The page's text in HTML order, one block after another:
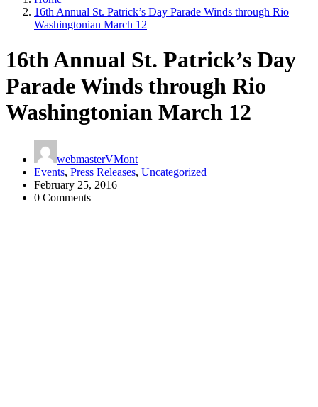
16th Annual St. Patrick’s Day Parade Winds through Rio
Washingtonian March 12
16th Annual St. Patrick’s Day
Parade Winds through Rio
Washingtonian March 12
webmasterVMont
Events, Press Releases, Uncategorized
February 25, 2016
0 Comments